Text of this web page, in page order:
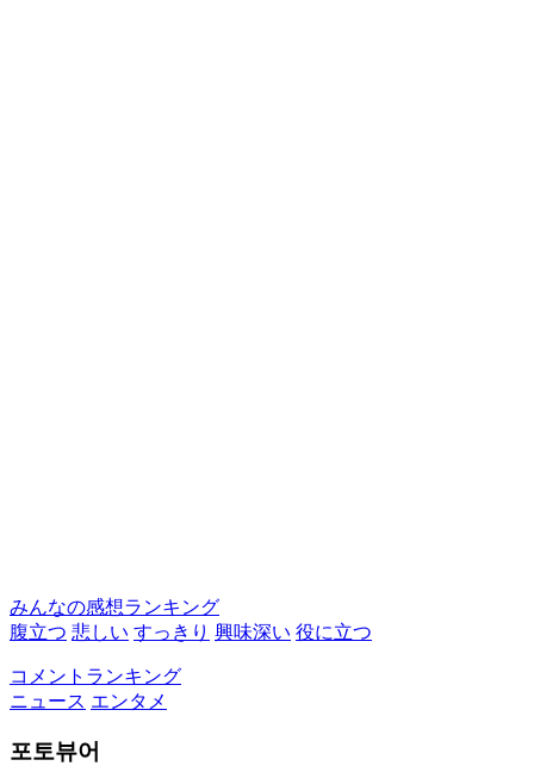
みんなの感想ランキング
腹立つ 悲しい すっきり 興味深い 役に立つ
コメントランキング
ニュース エンタメ
포토뷰어